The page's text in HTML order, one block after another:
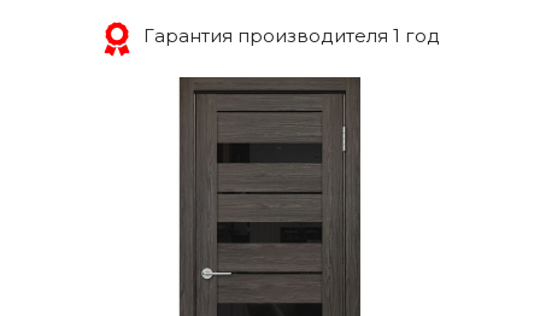
Гарантия производителя 1 год